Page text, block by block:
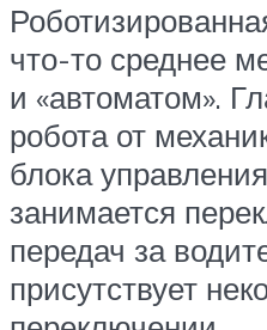
что-то среднее
и «автоматом».
робота от
блока
занимается
передач за
присутствует